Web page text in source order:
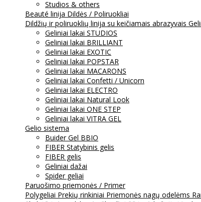
Studios & others
Beauté linija Dildės / Poliruokliai
Dildžių ir poliruoklių linija su keičiamais abrazyvais
Geliniai lakai STUDIOS
Geliniai lakai BRILLIANT
Geliniai lakai EXOTIC
Geliniai lakai POPSTAR
Geliniai lakai MACARONS
Geliniai lakai Confetti / Unicorn
Geliniai lakai ELECTRO
Geliniai lakai Natural Look
Geliniai lakai ONE STEP
Geliniai lakai VITRA GEL
Gelio sistema
Buider Gel BBIO
FIBER Statybinis gelis
FIBER gelis
Geliniai dažai
Spider geliai
Paruošimo priemonės / Primer
Polygeliai Prekių rinkiniai Priemonės nagų odelėms